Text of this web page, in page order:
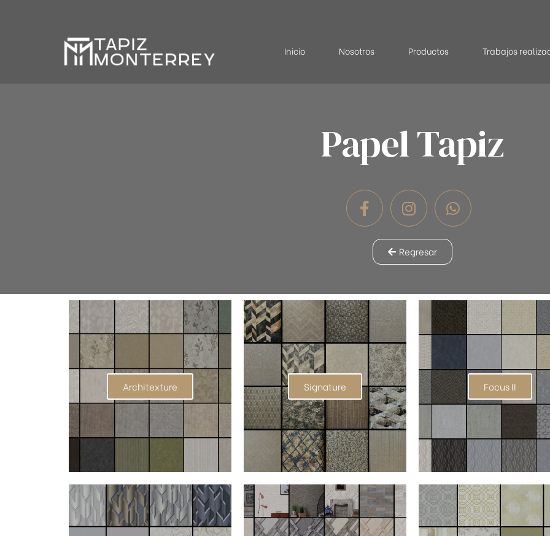
Inicio Nosotros Productos Trabajos
Papel Tapiz
Regresar
Architexture Signature Focus II